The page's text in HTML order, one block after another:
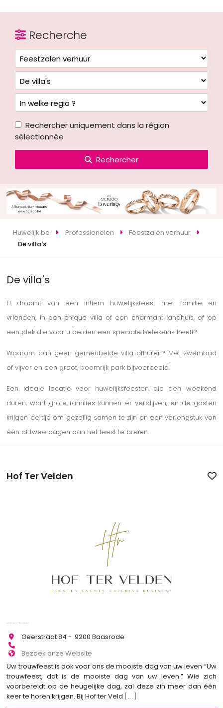
Recherche
Rechercher uniquement dans la région
sélectionnée
Rechercher
Huwelijk.be Professionelen
Feestzalen verhuur
De villa's
De villa's
U droomt van een intiem huwelijksfeest met familie en
vrienden, in een chique villa of een charmant landhuis, of op
een plek die voor u beiden een speciale betekenis heeft?
Waarom dan geen gemeubelde villa afhuren? Met zwembad
of vijver en een groot, boomrijk park bijvoorbeeld.
Een ideale locatie voor huwelijksfeesten die een weekend
duren, want grote families kunnen er verblijven, en de gasten
krijgen de tijd om gezellig samen te zijn en een verlengstuk van
één of twee dagen aan het feest te breien.
Hof Ter Velden
Geerstraat 84 - 9200 Baasrode
Bezoek onze Website
Uw trouwfeest is ook voor ons de mooiste dag van uw leven “Uw
trouwfeest, dat is de mooiste dag van uw leven.” Wie zich
voorbereidt op de heugelijke dag, zal deze zin meer dan één
keer te horen krijgen. Bij Hof ter Veld [...]